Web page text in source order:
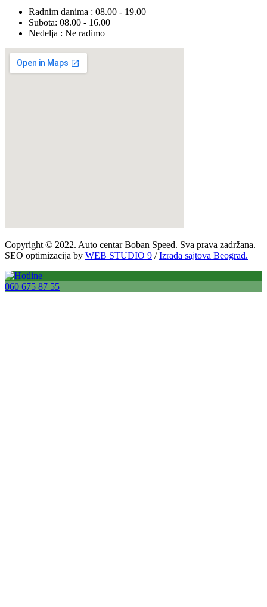
Radnim danima : 08.00 - 19.00
Subota: 08.00 - 16.00
Nedelja : Ne radimo
Copyright © 2022. Auto centar Boban Speed. Sva prava zadržana.
SEO optimizacija by WEB STUDIO 9 /Izrada sajtova Beograd.
060 675 87 55